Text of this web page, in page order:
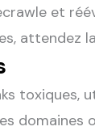
et
attendez
toxiques,
domaines